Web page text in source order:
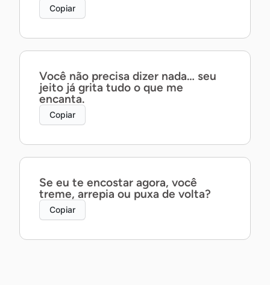
Copiar
Você não precisa dizer nada… seu
jeito já grita tudo o que me
encanta.
Copiar
Se eu te encostar agora, você
treme, arrepia ou puxa de volta?
Copiar